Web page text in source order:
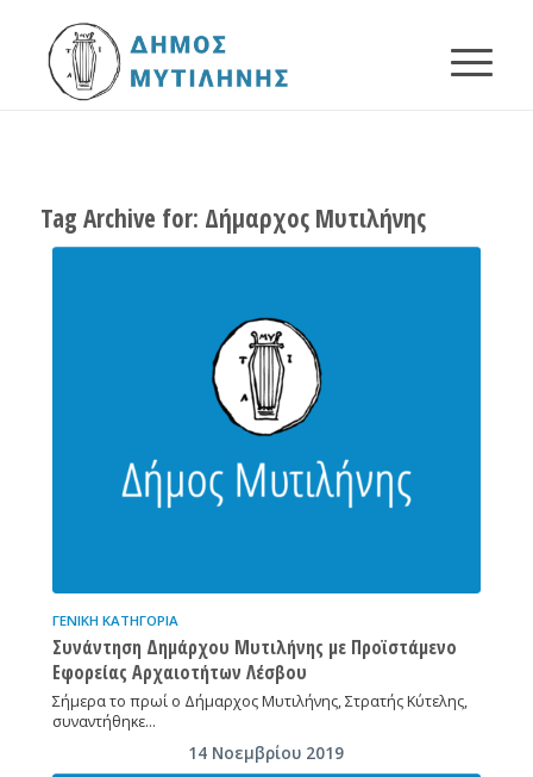
Tag Archive for: Δήμαρχος Μυτιλήνης
ΓΕΝΙΚΉ ΚΑΤΗΓΟΡΊΑ
Συνάντηση Δημάρχου Μυτιλήνης με Προϊστάμενο
Εφορείας Αρχαιοτήτων Λέσβου
Σήμερα το πρωί ο Δήμαρχος Μυτιλήνης, Στρατής Κύτελης,
συναντήθηκε…
14 Νοεμβρίου 2019